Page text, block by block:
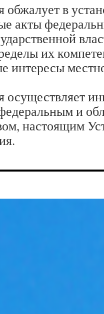
обжалует в
акты
их
интересы
осуществляет
и
настоящим